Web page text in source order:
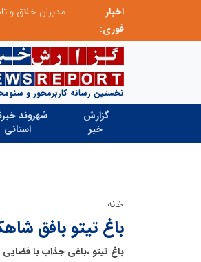
اخبار
فوری:
مدیران خلاق و
نخستین رسانه کاربرمحور و
گزارش
خبر
شهروند
استانی
خانه
باغ تیتو بافق
باغ تیتو ،باغی جذاب با